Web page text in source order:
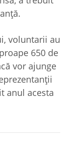
voluntarii au
650 de
vor ajunge
anul acesta